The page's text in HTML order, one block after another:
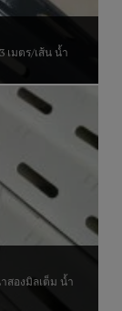
เมตร/เส้น น้ำ
สองมิลเต็ม น้ำ